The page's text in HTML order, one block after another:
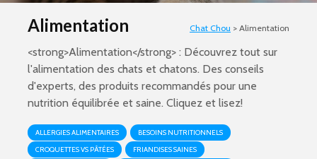
Alimentation Chat Chou > Alimentation
<strong>Alimentation</strong> : Découvrez tout sur
l'alimentation des chats et chatons. Des conseils
d'experts, des produits recommandés pour une
nutrition équilibrée et saine. Cliquez et lisez!
ALLERGIES ALIMENTAIRES
BESOINS NUTRITIONNELS
CROQUETTES VS PÂTÉES
FRIANDISES SAINES